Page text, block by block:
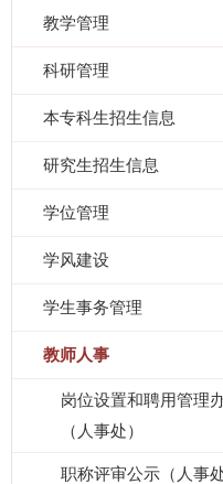
教学管理
科研管理
本专科生招生信息
研究生招生信息
学位管理
学风建设
学生事务管理
教师人事
岗位设置和聘用管理
（人事处）
职称评审公示（人事处